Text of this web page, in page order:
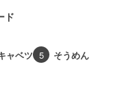
ド
ャベツ 5 そうめん